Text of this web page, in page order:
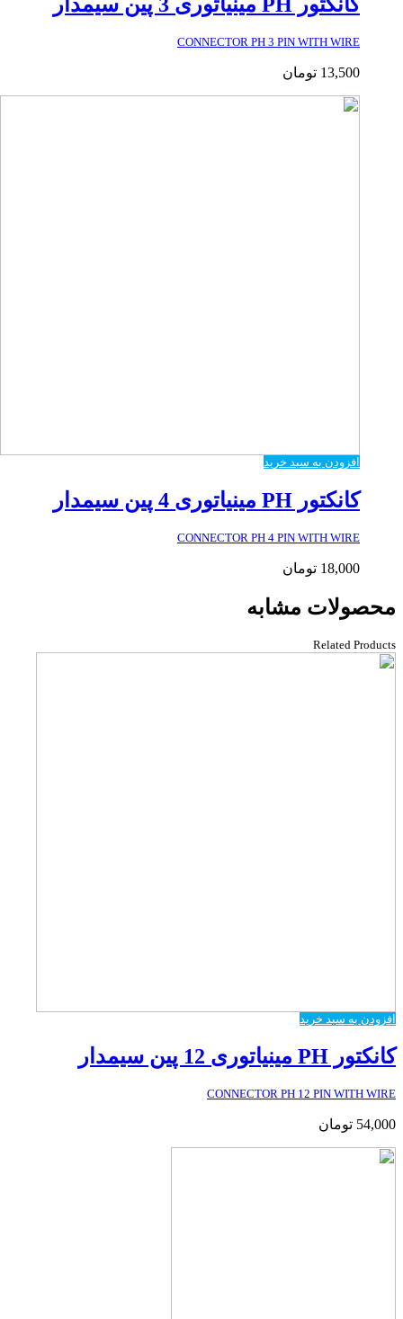
CONNECTOR PH 3 PIN WITH WIRE
13,500 تومان
افزودن به سبد خرید
کانکتور PH مینیاتوری 4 پین سیمدار
CONNECTOR PH 4 PIN WITH WIRE
18,000 تومان
محصولات مشابه
Related Products
افزودن به سبد خرید
کانکتور PH مینیاتوری 12 پین سیمدار
CONNECTOR PH 12 PIN WITH WIRE
54,000 تومان